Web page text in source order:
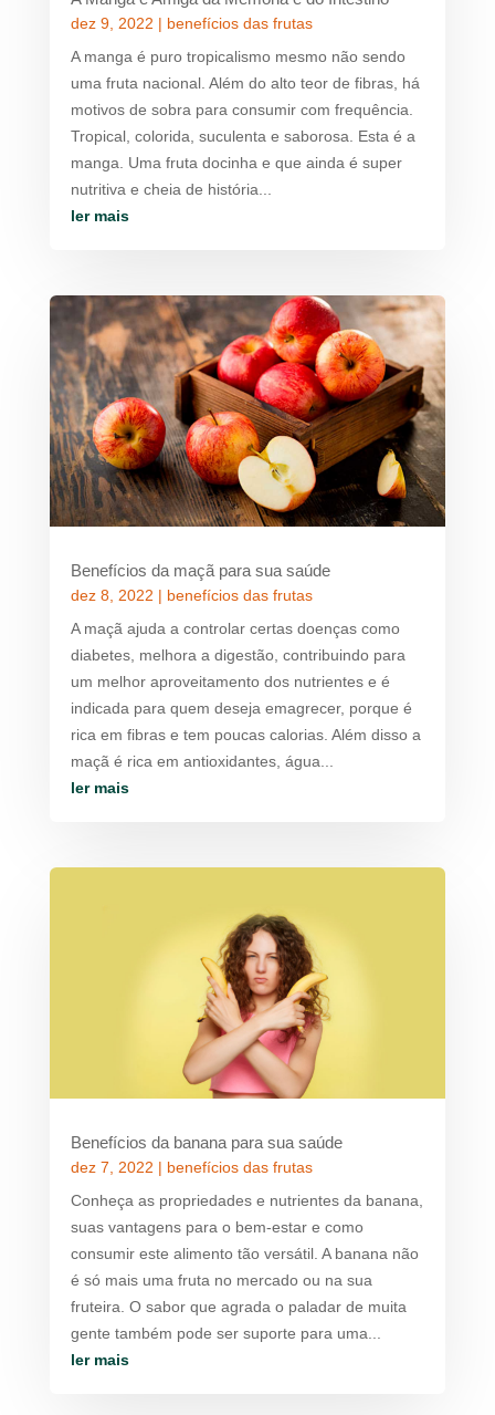
dez 9, 2022 | benefícios das frutas
A manga é puro tropicalismo mesmo não sendo
uma fruta nacional. Além do alto teor de fibras, há
motivos de sobra para consumir com frequência.
Tropical, colorida, suculenta e saborosa. Esta é a
manga. Uma fruta docinha e que ainda é super
nutritiva e cheia de história...
ler mais
Benefícios da maçã para sua saúde
dez 8, 2022 | benefícios das frutas
A maçã ajuda a controlar certas doenças como
diabetes, melhora a digestão, contribuindo para
um melhor aproveitamento dos nutrientes e é
indicada para quem deseja emagrecer, porque é
rica em fibras e tem poucas calorias. Além disso a
maçã é rica em antioxidantes, água...
ler mais
Benefícios da banana para sua saúde
dez 7, 2022 | benefícios das frutas
Conheça as propriedades e nutrientes da banana,
suas vantagens para o bem-estar e como
consumir este alimento tão versátil. A banana não
é só mais uma fruta no mercado ou na sua
fruteira. O sabor que agrada o paladar de muita
gente também pode ser suporte para uma...
ler mais